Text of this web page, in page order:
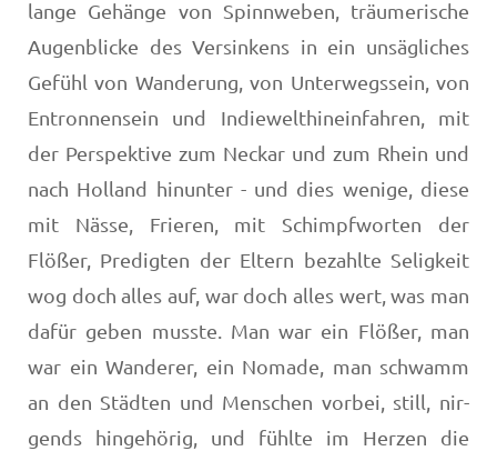
lan­ge Gehänge von Spinnweben, träumerische
Augenblicke des Versinkens in ein unsägliches
Gefühl von Wanderung, von Unterwegssein, von
Entronnensein und Indiewelthineinfahren, mit
der Perspektive zum Neckar und zum Rhein und
nach Holland hinunter - und dies wenige, diese
mit Nässe, Frieren, mit Schimpfworten der
Flößer, Predig­ten der Eltern bezahlte Seligkeit
wog doch alles auf, war doch alles wert, was man
dafür geben musste. Man war ein Flößer, man
war ein Wanderer, ein Nomade, man schwamm
an den Städten und Menschen vorbei, still, nir­
gends hingehörig, und fühlte im Herzen die